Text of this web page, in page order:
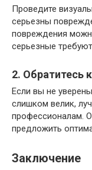
Проведите
серьезны
повреждения
серьезные
2. Обратитесь
Если вы не
слишком велик,
профессионалам.
предложить
Заключение